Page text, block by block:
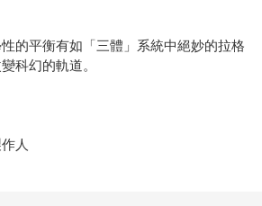
的平衡有如「三體」系統中絕妙的拉格
科幻的軌道。
人